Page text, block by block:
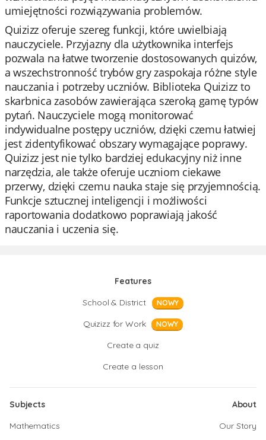
umiejętności rozwiązywania problemów.
Quizizz oferuje szereg funkcji, które uwielbiają
nauczyciele. Przyjazny dla użytkownika interfejs
pozwala na łatwe tworzenie dostosowanych quizów,
a wszechstronność trybów gry zaspokaja różne style
nauczania i potrzeby uczniów. Biblioteka Quizizz to
skarbnica zasobów zawierająca szeroką gamę typów
pytań. Nauczyciele mogą monitorować
indywidualne postępy uczniów, dzięki czemu łatwiej
jest zidentyfikować obszary wymagające poprawy.
Quizizz jest nie tylko bardziej edukacyjny niż inne
narzędzia, ale także oferuje uczniom ciekawe
przerwy, dzięki czemu nauka staje się przyjemnością.
Funkcje sztucznej inteligencji i możliwości
raportowania dodatkowo poprawiają jakość
nauczania i uczenia się.
Features
School & District
NOWY
Quizizz for Work NOWY
Create a quiz
Create a lesson
Subjects
Mathematics
About
Our Story